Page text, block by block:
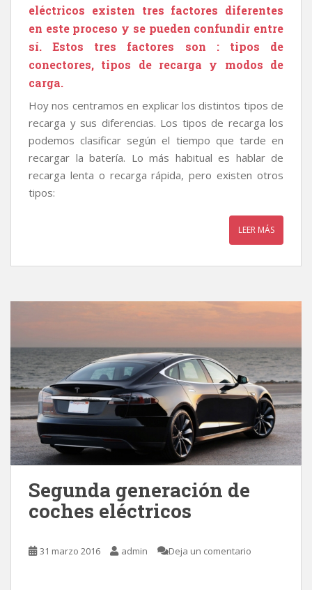
eléctricos existen tres factores diferentes
en este proceso y se pueden confundir entre
sí. Estos tres factores son : tipos de
conectores, tipos de recarga y modos de
carga.
Hoy nos centramos en explicar los distintos tipos de
recarga y sus diferencias. Los tipos de recarga los
podemos clasificar según el tiempo que tarde en
recargar la batería. Lo más habitual es hablar de
recarga lenta o recarga rápida, pero existen otros
tipos:
LEER MÁS
Segunda generación de
coches eléctricos
31 marzo 2016 admin Deja un comentario